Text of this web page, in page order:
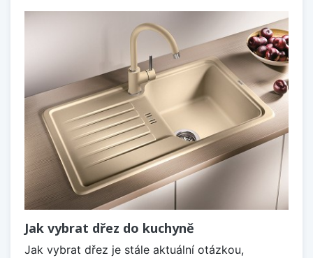
Jak vybrat dřez do kuchyně
Jak vybrat dřez je stále aktuální otázkou,